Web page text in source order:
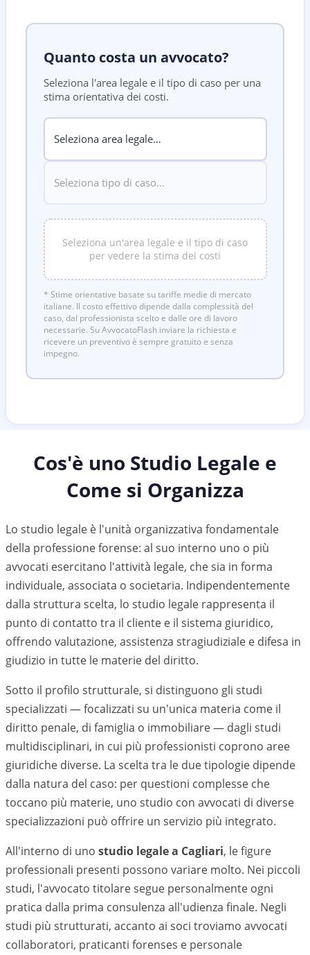
Quanto costa un avvocato?
Seleziona l'area legale e il tipo di caso per una
stima orientativa dei costi.
Seleziona un'area legale e il tipo di caso
per vedere la stima dei costi
* Stime orientative basate su tariffe medie di mercato
italiane. Il costo effettivo dipende dalla complessità del
caso, dal professionista scelto e dalle ore di lavoro
necessarie. Su AvvocatoFlash inviare la richiesta e
ricevere un preventivo è sempre gratuito e senza
impegno.
Cos'è uno Studio Legale e
Come si Organizza
Lo studio legale è l'unità organizzativa fondamentale
della professione forense: al suo interno uno o più
avvocati esercitano l'attività legale, che sia in forma
individuale, associata o societaria. Indipendentemente
dalla struttura scelta, lo studio legale rappresenta il
punto di contatto tra il cliente e il sistema giuridico,
offrendo valutazione, assistenza stragiudiziale e difesa in
giudizio in tutte le materie del diritto.
Sotto il profilo strutturale, si distinguono gli studi
specializzati — focalizzati su un'unica materia come il
diritto penale, di famiglia o immobiliare — dagli studi
multidisciplinari, in cui più professionisti coprono aree
giuridiche diverse. La scelta tra le due tipologie dipende
dalla natura del caso: per questioni complesse che
toccano più materie, uno studio con avvocati di diverse
specializzazioni può offrire un servizio più integrato.
All'interno di uno studio legale a Cagliari, le figure
professionali presenti possono variare molto. Nei piccoli
studi, l'avvocato titolare segue personalmente ogni
pratica dalla prima consulenza all'udienza finale. Negli
studi più strutturati, accanto ai soci troviamo avvocati
collaboratori, praticanti forenses e personale